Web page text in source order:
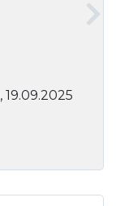
, 19.09.2025